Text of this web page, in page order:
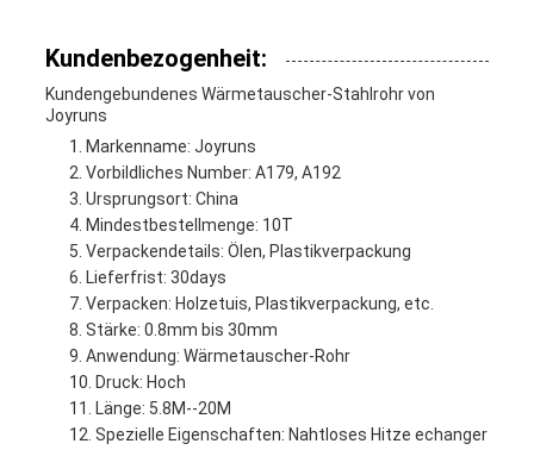
Kundenbezogenheit:
Kundengebundenes Wärmetauscher-Stahlrohr von
Joyruns
Markenname: Joyruns
Vorbildliches Number: A179, A192
Ursprungsort: China
Mindestbestellmenge: 10T
Verpackendetails: Ölen, Plastikverpackung
Lieferfrist: 30days
Verpacken: Holzetuis, Plastikverpackung, etc.
Stärke: 0.8mm bis 30mm
Anwendung: Wärmetauscher-Rohr
Druck: Hoch
Länge: 5.8M--20M
Spezielle Eigenschaften: Nahtloses Hitze echanger